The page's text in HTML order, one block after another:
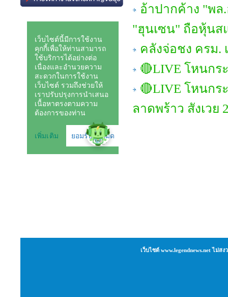
อ้าปากค้าง "พล
"ฮุนเซน" ถือหุ้นส
คลังจ่อชง ครม.
🔴LIVE โหนกร
🔴LIVE โหนกร
ลาดพร้าว สังเวย
เว็บไซต์ www.legendnews.net ไม่